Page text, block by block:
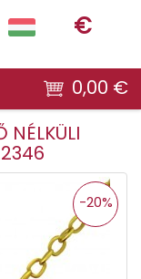
€
0,00 €
NÉLKÜLI
-20%